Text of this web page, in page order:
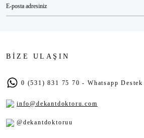
BİZE ULAŞIN
0 (531) 831 75 70 - Whatsapp Destek
info@dekantdoktoru.com
@dekantdoktoruu